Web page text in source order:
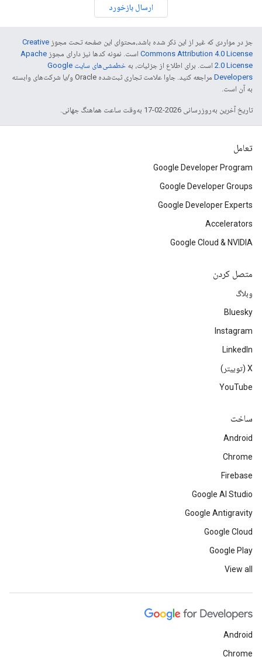
ارسال بازخورد
جز در مواردی که غیر از این ذکر شده باشد،‌محتوای این صفحه تحت مجوز Creative
Commons Attribution 4.0 License است. نمونه کدها نیز دارای مجوز Apache
2.0 License است. برای اطلاع از جزئیات، به
خطمشی‌های سایت Google
Developers‏
مراجعه کنید. جاوا علامت تجاری ثبت‌شده Oracle و/یا شرکت‌های وابسته
به آن است.
تاریخ آخرین به‌روزرسانی 2026-02-17 به‌وقت ساعت هماهنگ جهانی.
تعامل
Google Developer Program
Google Developer Groups
Google Developer Experts
Accelerators
Google Cloud & NVIDIA
متصل کردن
وبلاگ
Bluesky
Instagram
LinkedIn
‫X (توییتر)
YouTube
ساخت
Android
Chrome
Firebase
Google AI Studio
Google Antigravity
Google Cloud
Google Play
View all
Android
Chrome